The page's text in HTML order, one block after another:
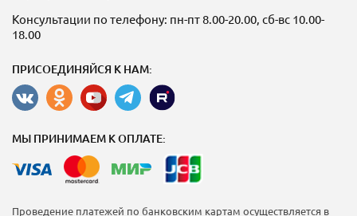
Консультации по телефону: пн-пт 8.00-20.00, сб-вс 10.00-
18.00
ПРИСОЕДИНЯЙСЯ К НАМ:
МЫ ПРИНИМАЕМ К ОПЛАТЕ:
Проведение платежей по банковским картам осуществляется в